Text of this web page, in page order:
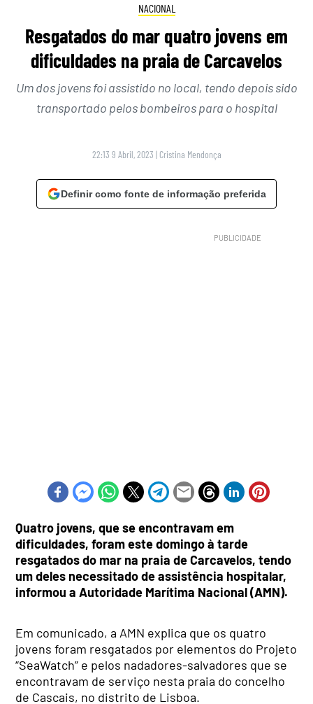
NACIONAL
Resgatados do mar quatro jovens em
dificuldades na praia de Carcavelos
Um dos jovens foi assistido no local, tendo depois sido
transportado pelos bombeiros para o hospital
22:13 9 Abril, 2023 | Cristina Mendonça
Definir como fonte de informação preferida
Quatro jovens, que se encontravam em
dificuldades, foram este domingo à tarde
resgatados do mar na praia de Carcavelos, tendo
um deles necessitado de assistência hospitalar,
informou a Autoridade Marítima Nacional (AMN).
Em comunicado, a AMN explica que os quatro
jovens foram resgatados por elementos do Projeto
“SeaWatch” e pelos nadadores-salvadores que se
encontravam de serviço nesta praia do concelho
de Cascais, no distrito de Lisboa.